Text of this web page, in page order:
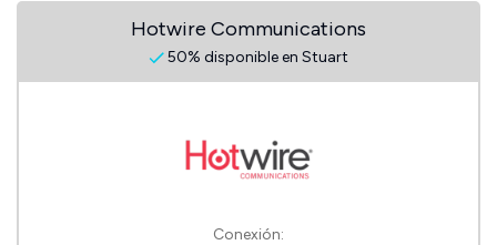
Hotwire Communications
50% disponible en Stuart
Conexión: